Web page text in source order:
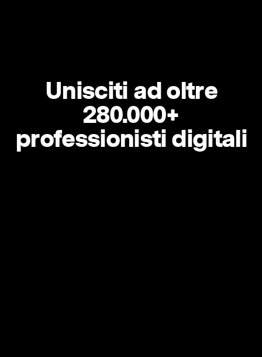
Unisciti ad oltre
280.000+
professionisti digitali